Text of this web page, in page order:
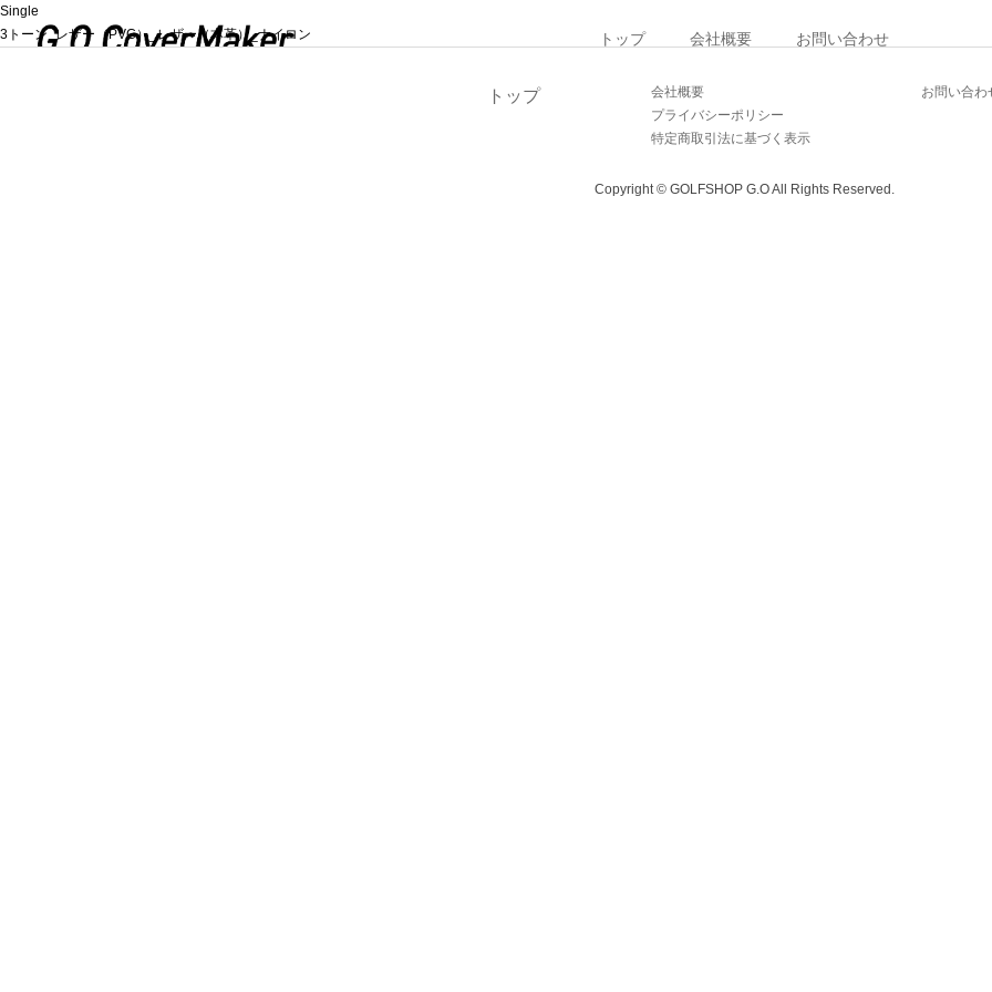
トップ 会社概要 お問い合わせ
Single
3トーン_レザー（PVC）_レザー（本革）_ナイロン
トップ
会社概要
プライバシーポリシー
特定商取引法に基づく表示
お問い合わ
Copyright © GOLFSHOP G.O All Rights Reserved.